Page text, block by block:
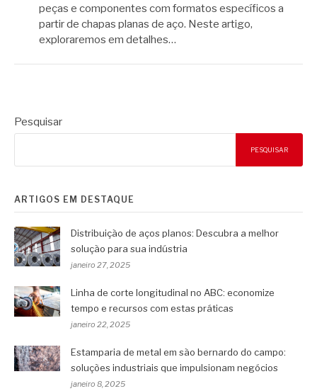
peças e componentes com formatos específicos a
partir de chapas planas de aço. Neste artigo,
exploraremos em detalhes…
Pesquisar
PESQUISAR
ARTIGOS EM DESTAQUE
Distribuição de aços planos: Descubra a melhor
solução para sua indústria
janeiro 27, 2025
Linha de corte longitudinal no ABC: economize
tempo e recursos com estas práticas
janeiro 22, 2025
Estamparia de metal em são bernardo do campo:
soluções industriais que impulsionam negócios
janeiro 8, 2025